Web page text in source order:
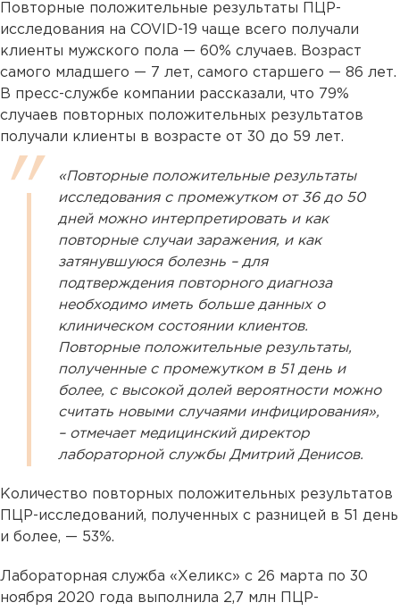
Повторные положительные результаты ПЦР-
исследования на COVID-19 чаще всего получали
клиенты мужского пола — 60% случаев. Возраст
самого младшего — 7 лет, самого старшего — 86 лет.
В пресс-службе компании рассказали, что 79%
случаев повторных положительных результатов
получали клиенты в возрасте от 30 до 59 лет.
«Повторные положительные результаты
исследования с промежутком от 36 до 50
дней можно интерпретировать и как
повторные случаи заражения, и как
затянувшуюся болезнь – для
подтверждения повторного диагноза
необходимо иметь больше данных о
клиническом состоянии клиентов.
Повторные положительные результаты,
полученные с промежутком в 51 день и
более, с высокой долей вероятности можно
считать новыми случаями инфицирования»,
– отмечает медицинский директор
лабораторной службы Дмитрий Денисов.
Количество повторных положительных результатов
ПЦР-исследований, полученных с разницей в 51 день
и более, — 53%.
Лабораторная служба «Хеликс» с 26 марта по 30
ноября 2020 года выполнила 2,7 млн ПЦР-